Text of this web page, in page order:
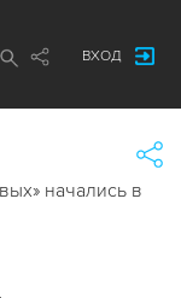
ВХОД
начались в